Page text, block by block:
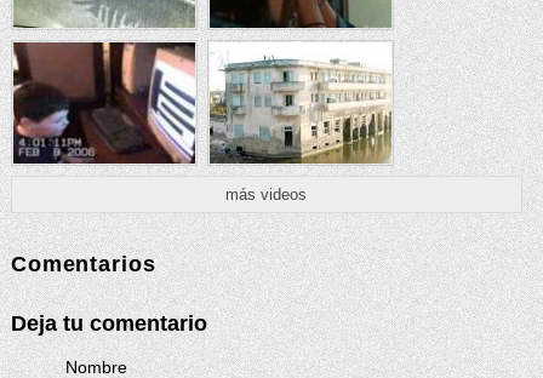
más videos
Comentarios
Deja tu comentario
Nombre